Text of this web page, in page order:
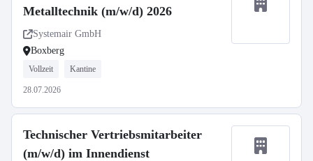
Metalltechnik (m/w/d) 2026
Systemair GmbH
Boxberg
Vollzeit Kantine
28.07.2026
Technischer Vertriebsmitarbeiter
(m/w/d) im Innendienst